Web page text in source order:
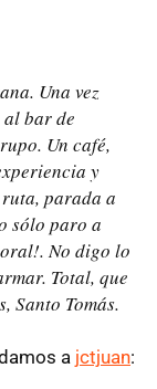
Una vez
bar de
Un café,
y
parada a
sólo paro a
No digo lo
Total, que
Santo Tomás.
a jctjuan: